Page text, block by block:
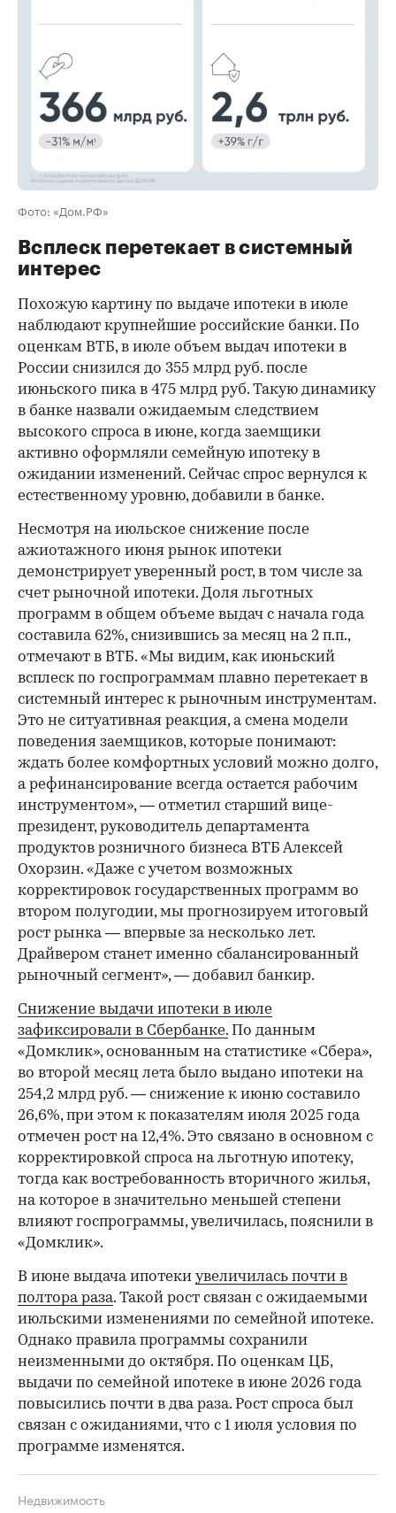
Фото: «Дом.РФ»
Всплеск перетекает в системный
интерес
Похожую картину по выдаче ипотеки в июле
наблюдают крупнейшие российские банки. По
оценкам ВТБ, в июле объем выдач ипотеки в
России снизился до 355 млрд руб. после
июньского пика в 475 млрд руб. Такую динамику
в банке назвали ожидаемым следствием
высокого спроса в июне, когда заемщики
активно оформляли семейную ипотеку в
ожидании изменений. Сейчас спрос вернулся к
естественному уровню, добавили в банке.
Несмотря на июльское снижение после
ажиотажного июня рынок ипотеки
демонстрирует уверенный рост, в том числе за
счет рыночной ипотеки. Доля льготных
программ в общем объеме выдач с начала года
составила 62%, снизившись за месяц на 2 п.п.,
отмечают в ВТБ. «Мы видим, как июньский
всплеск по госпрограммам плавно перетекает в
системный интерес к рыночным инструментам.
Это не ситуативная реакция, а смена модели
поведения заемщиков, которые понимают:
ждать более комфортных условий можно долго,
а рефинансирование всегда остается рабочим
инструментом», — отметил старший вице-
президент, руководитель департамента
продуктов розничного бизнеса ВТБ Алексей
Охорзин. «Даже с учетом возможных
корректировок государственных программ во
втором полугодии, мы прогнозируем итоговый
рост рынка — впервые за несколько лет.
Драйвером станет именно сбалансированный
рыночный сегмент», — добавил банкир.
Снижение выдачи ипотеки в июле
зафиксировали в Сбербанке. По данным
«Домклик», основанным на статистике «Сбера»,
во второй месяц лета было выдано ипотеки на
254,2 млрд руб. — снижение к июню составило
26,6%, при этом к показателям июля 2025 года
отмечен рост на 12,4%. Это связано в основном с
корректировкой спроса на льготную ипотеку,
тогда как востребованность вторичного жилья,
на которое в значительно меньшей степени
влияют госпрограммы, увеличилась, пояснили в
«Домклик».
В июне выдача ипотеки увеличилась почти в
полтора раза. Такой рост связан с ожидаемыми
июльскими изменениями по семейной ипотеке.
Однако правила программы сохранили
неизменными до октября. По оценкам ЦБ,
выдачи по семейной ипотеке в июне 2026 года
повысились почти в два раза. Рост спроса был
связан с ожиданиями, что с 1 июля условия по
программе изменятся.
Недвижимость